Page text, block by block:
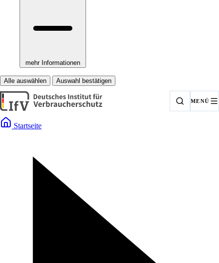
mehr Informationen
Alle auswählen Auswahl bestätigen
MENÜ
Startseite